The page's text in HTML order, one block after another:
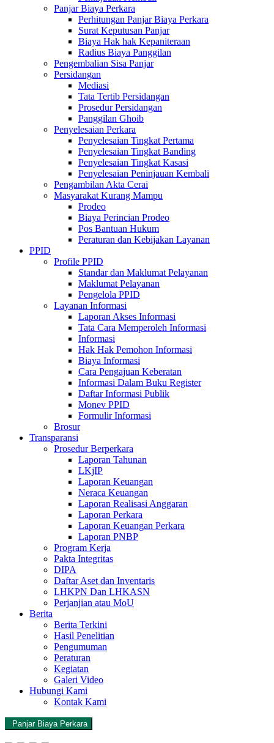
Panjar Biaya Perkara
Perhitungan Panjar Biaya Perkara
Surat Keputusan Panjar
Biaya Hak hak Kepaniteraan
Radius Biaya Panggilan
Pengembalian Sisa Panjar
Persidangan
Mediasi
Tata Tertib Persidangan
Prosedur Persidangan
Panggilan Ghoib
Penyelesaian Perkara
Penyelesaian Tingkat Pertama
Penyelesaian Tingkat Banding
Penyelesaian Tingkat Kasasi
Penyelesaian Peninjauan Kembali
Pengambilan Akta Cerai
Masyarakat Kurang Mampu
Prodeo
Biaya Perincian Prodeo
Pos Bantuan Hukum
Peraturan dan Kebijakan Layanan
PPID
Profile PPID
Standar dan Maklumat Pelayanan
Maklumat Pelayanan
Pengelola PPID
Layanan Informasi
Laporan Akses Informasi
Tata Cara Memperoleh Informasi
Informasi
Hak Hak Pemohon Informasi
Biaya Informasi
Cara Pengajuan Keberatan
Informasi Dalam Buku Register
Daftar Informasi Publik
Monev PPID
Formulir Informasi
Brosur
Transparansi
Prosedur Berperkara
Laporan Tahunan
LKjIP
Laporan Keuangan
Neraca Keuangan
Laporan Realisasi Anggaran
Laporan Perkara
Laporan Keuangan Perkara
Laporan PNBP
Program Kerja
Pakta Integritas
DIPA
Daftar Aset dan Inventaris
LHKPN Dan LHKASN
Perjanjian atau MoU
Berita
Berita Terkini
Hasil Penelitian
Pengumuman
Peraturan
Kegiatan
Galeri Video
Hubungi Kami
Kontak Kami
Panjar Biaya Perkara